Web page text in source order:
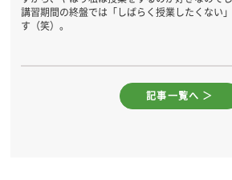
講習期間の終盤では「しばらく授業したくない
す（笑）。
記事一覧へ ＞